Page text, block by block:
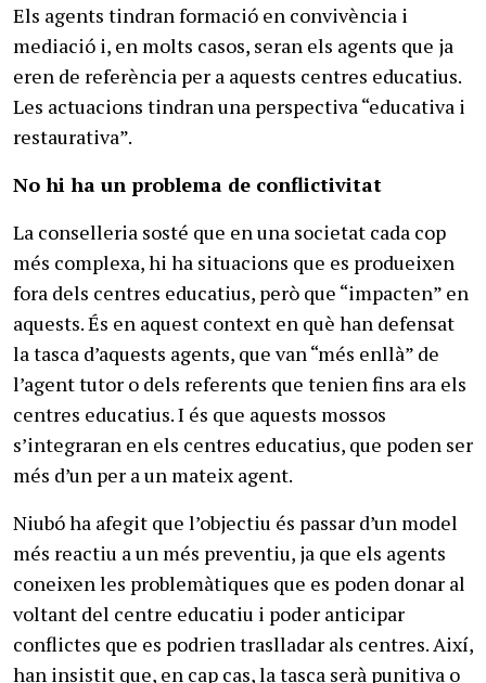
Els agents tindran formació en convivència i
mediació i, en molts casos, seran els agents que ja
eren de referència per a aquests centres educatius.
Les actuacions tindran una perspectiva “educativa i
restaurativa”.
No hi ha un problema de conflictivitat
La conselleria sosté que en una societat cada cop
més complexa, hi ha situacions que es produeixen
fora dels centres educatius, però que “impacten” en
aquests. És en aquest context en què han defensat
la tasca d’aquests agents, que van “més enllà” de
l’agent tutor o dels referents que tenien fins ara els
centres educatius. I és que aquests mossos
s’integraran en els centres educatius, que poden ser
més d’un per a un mateix agent.
Niubó ha afegit que l’objectiu és passar d’un model
més reactiu a un més preventiu, ja que els agents
coneixen les problemàtiques que es poden donar al
voltant del centre educatiu i poder anticipar
conflictes que es podrien traslladar als centres. Així,
han insistit que, en cap cas, la tasca serà punitiva o